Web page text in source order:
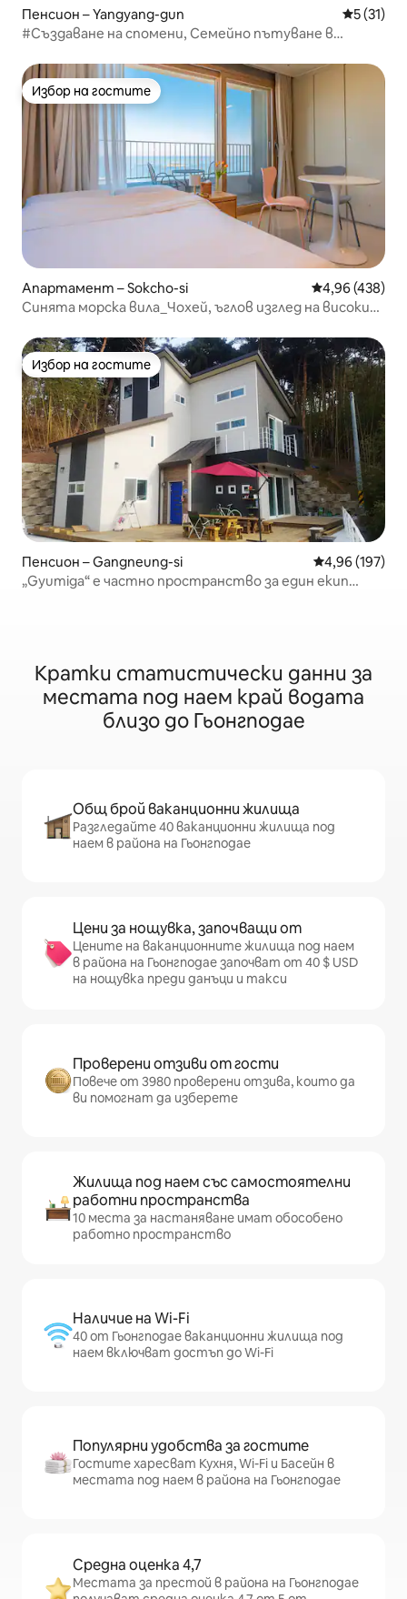
Пенсион – Yangyang-gun Средна
5 (31)
#Създаване на спомени, Семейно пътуване в
[Hanok Stay Paran]
Избор на гостите
Избор на гостите
Апартамент – Sokcho-si Средна
4,96 (438)
Синята морска вила_Чохей, ъглов изглед на високия
готварски уред/паркинг/чисто и подредено
Избор на гостите
Избор на гостите
Пенсион – Gangneung-si Средна
4,96 (197)
„Gyumiga“ е частно пространство за един екип
Кратки статистически данни за
местата под наем край водата
близо до Гьонгподае
Общ брой ваканционни жилища
Разгледайте 40 ваканционни жилища под
наем в района на Гьонгподае
Цени за нощувка, започващи от
Цените на ваканционните жилища под наем
в района на Гьонгподае започват от 40 $ USD
на нощувка преди данъци и такси
Проверени отзиви от гости
Повече от 3980 проверени отзива, които да
ви помогнат да изберете
Жилища под наем със самостоятелни
работни пространства
10 места за настаняване имат обособено
работно пространство
Наличие на Wi-Fi
40 от Гьонгподае ваканционни жилища под
наем включват достъп до Wi-Fi
Популярни удобства за гостите
Гостите харесват Кухня, Wi-Fi и Басейн в
местата под наем в района на Гьонгподае
Средна оценка 4,7
Местата за престой в района на Гьонгподае